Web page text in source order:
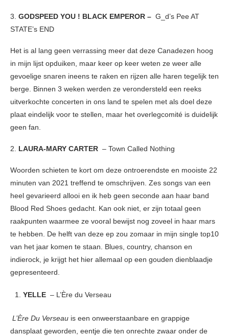
3. GODSPEED YOU ! BLACK EMPEROR – G_d’s Pee AT
STATE’s END
Het is al lang geen verrassing meer dat deze Canadezen hoog
in mijn lijst opduiken, maar keer op keer weten ze weer alle
gevoelige snaren ineens te raken en rijzen alle haren tegelijk ten
berge. Binnen 3 weken werden ze verondersteld een reeks
uitverkochte concerten in ons land te spelen met als doel deze
plaat eindelijk voor te stellen, maar het overlegcomité is duidelijk
geen fan.
2. LAURA-MARY CARTER – Town Called Nothing
Woorden schieten te kort om deze ontroerendste en mooiste 22
minuten van 2021 treffend te omschrijven. Zes songs van een
heel gevarieerd allooi en ik heb geen seconde aan haar band
Blood Red Shoes gedacht. Kan ook niet, er zijn totaal geen
raakpunten waarmee ze vooral bewijst nog zoveel in haar mars
te hebben. De helft van deze ep zou zomaar in mijn single top10
van het jaar komen te staan. Blues, country, chanson en
indierock, je krijgt het hier allemaal op een gouden dienblaadje
gepresenteerd.
YELLE – L’Ère du Verseau
L’Ère Du Verseau is een onweerstaanbare en grappige
dansplaat geworden, eentje die ten onrechte zwaar onder de